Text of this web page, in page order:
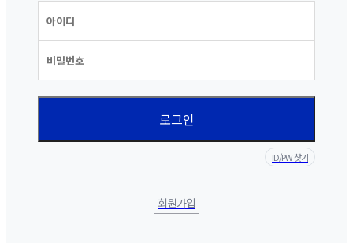
ID/PW 찾기
회원가입